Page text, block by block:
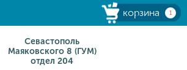
корзина 1
Севастополь
Маяковского 8 (ГУМ)
отдел 204